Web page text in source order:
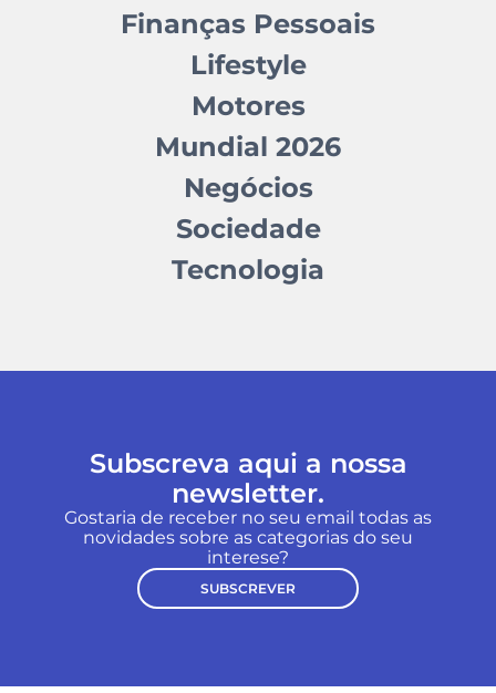
Finanças Pessoais
Lifestyle
Motores
Mundial 2026
Negócios
Sociedade
Tecnologia
Subscreva aqui a nossa
newsletter.
Gostaria de receber no seu email todas as
novidades sobre as categorias do seu
interese?
SUBSCREVER